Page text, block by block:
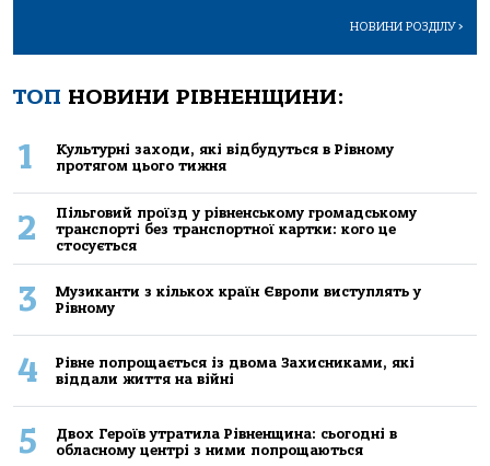
НОВИНИ РОЗДІЛУ>
ТОП НОВИНИ РІВНЕНЩИНИ:
1
Культурні заходи, які відбудуться в Рівному
протягом цього тижня
2
Пільговий проїзд у рівненському громадському
транспорті без транспортної картки: кого це
стосується
3
Музиканти з кількох країн Європи виступлять у
Рівному
4
Рівне попрощається із двома Захисниками, які
віддали життя на війні
5
Двох Героїв утратила Рівненщина: сьогодні в
обласному центрі з ними попрощаються